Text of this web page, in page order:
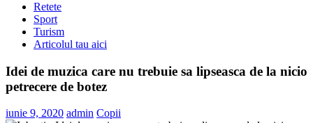
Retete
Sport
Turism
Articolul tau aici
Idei de muzica care nu trebuie sa lipseasca de la nicio
petrecere de botez
iunie 9, 2020 admin Copii